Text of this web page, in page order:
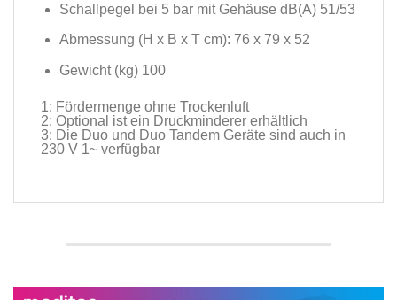
Schallpegel bei 5 bar mit Gehäuse dB(A) 51/53
Abmessung (H x B x T cm): 76 x 79 x 52
Gewicht (kg) 100
1: Fördermenge ohne Trockenluft
2: Optional ist ein Druckminderer erhältlich
3: Die Duo und Duo Tandem Geräte sind auch in
230 V 1~ verfügbar